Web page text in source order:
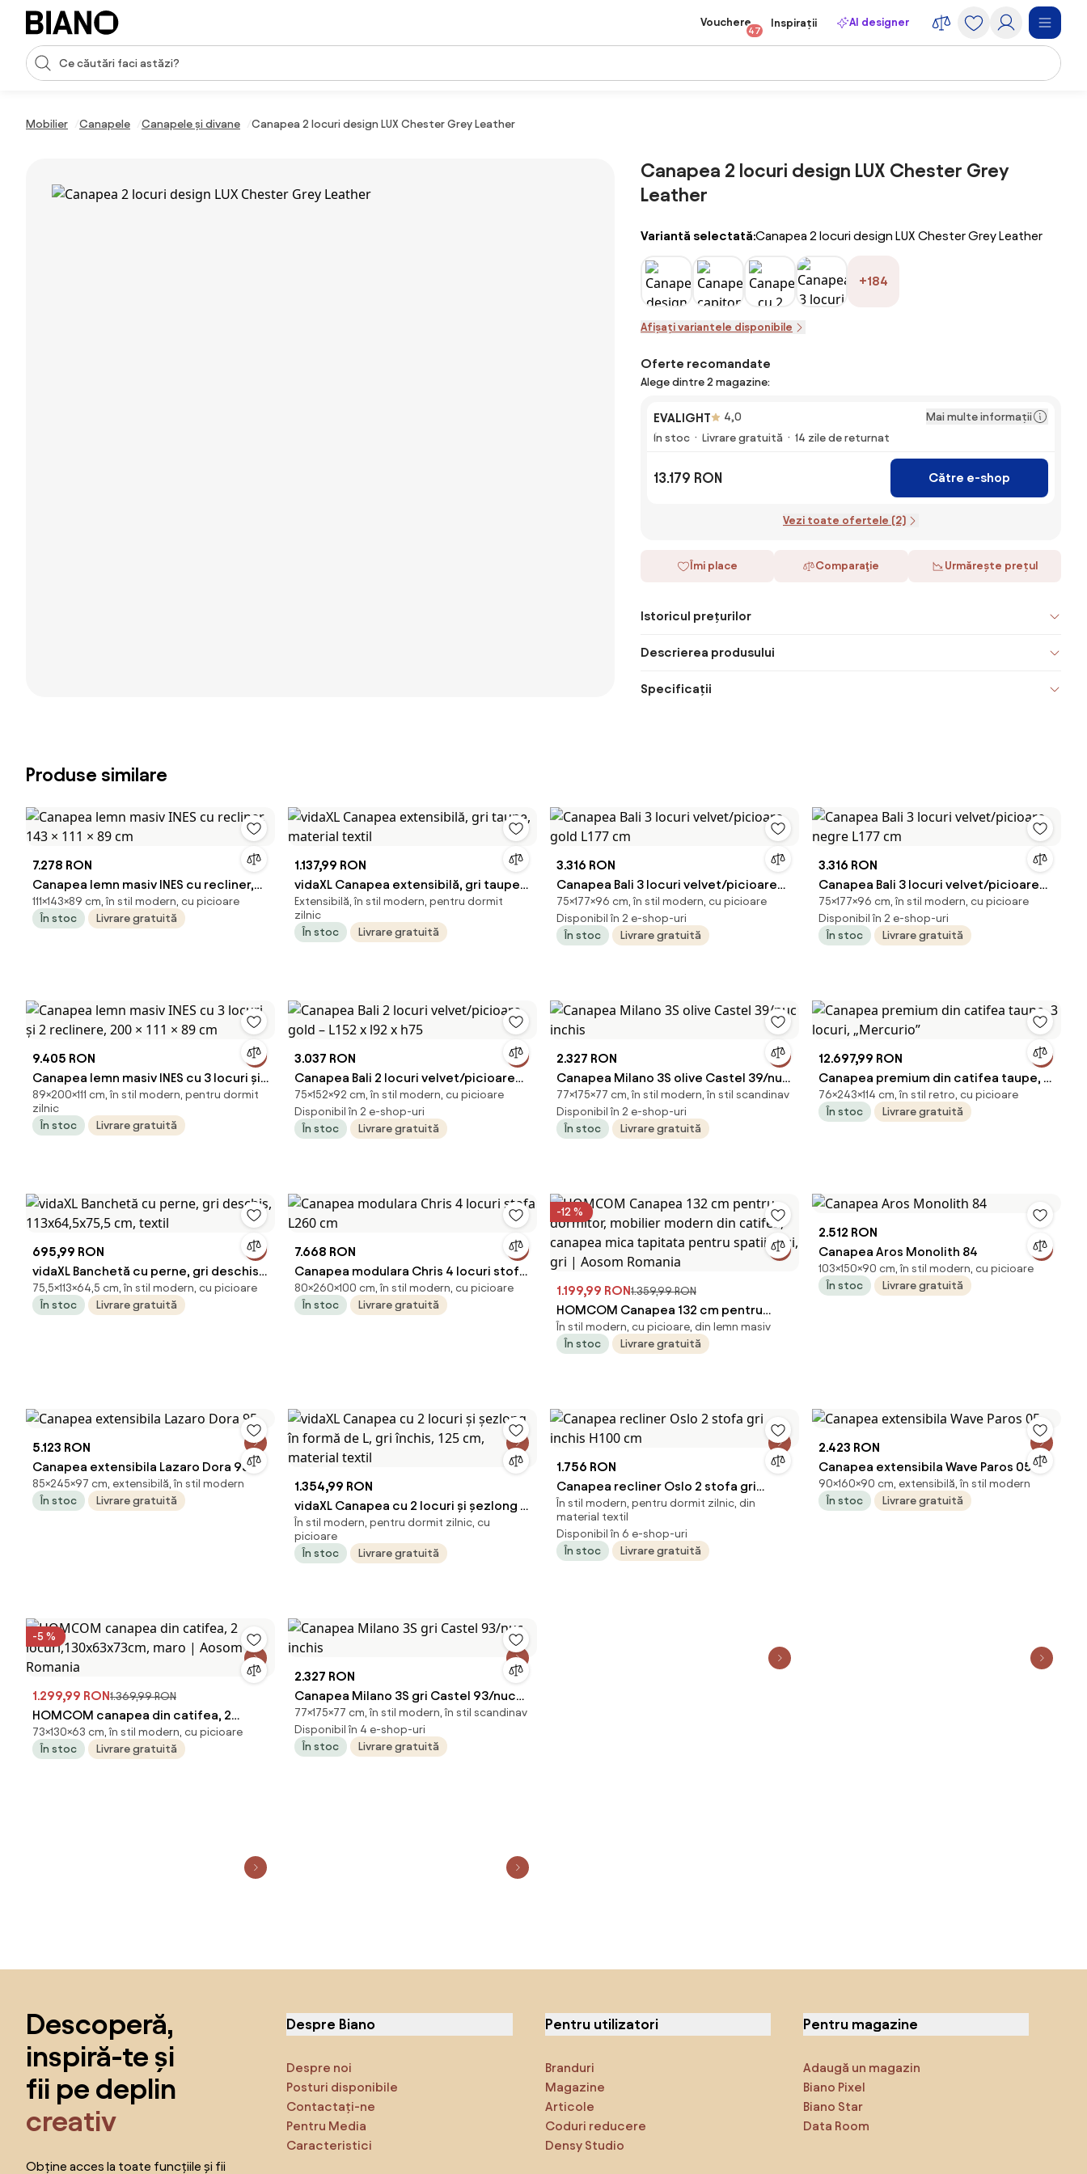
Sari peste navigare, accesează conținutul
Introducerea căutării
Vouchere
47
Inspirații AI designer
Mobilier Canapele Canapele și divane Canapea 2 locuri design LUX Chester Grey Leather
Canapea 2 locuri design LUX Chester Grey
Leather
Variantă selectată:Canapea 2 locuri design LUX Chester Grey Leather
+184
Afișați variantele disponibile
Oferte recomandate
Alege dintre 2 magazine:
EVALIGHT 4,0
Mai multe informații
În stoc
Livrare gratuită 14 zile de returnat
13.179 RON Către e-shop
Vezi toate ofertele (2)
Îmi place Comparaţie Urmărește prețul
Istoricul prețurilor
Descrierea produsului
Specificații
Produse similare
7.278 RON
Canapea lemn masiv INES cu recliner,
143 × 111 × 89 cm
111×143×89 cm, în stil modern, cu picioare
În stoc
Livrare gratuită
1.137,99 RON
vidaXL Canapea extensibilă, gri taupe,
material textil
Extensibilă, în stil modern, pentru dormit
zilnic
În stoc
Livrare gratuită
3.316 RON
Canapea Bali 3 locuri velvet/picioare
gold L177 cm
75×177×96 cm, în stil modern, cu picioare
Disponibil în 2 e-shop-uri
În stoc
Livrare gratuită
3.316 RON
Canapea Bali 3 locuri velvet/picioare
negre L177 cm
75×177×96 cm, în stil modern, cu picioare
Disponibil în 2 e-shop-uri
În stoc
Livrare gratuită
9.405 RON
Canapea lemn masiv INES cu 3 locuri și
2 reclinere, 200 × 111 × 89 cm
89×200×111 cm, în stil modern, pentru dormit
zilnic
În stoc
Livrare gratuită
3.037 RON
Canapea Bali 2 locuri velvet/picioare
gold – L152 x l92 x h75
75×152×92 cm, în stil modern, cu picioare
Disponibil în 2 e-shop-uri
În stoc
Livrare gratuită
2.327 RON
Canapea Milano 3S olive Castel 39/nuc
inchis
77×175×77 cm, în stil modern, în stil scandinav
Disponibil în 2 e-shop-uri
În stoc
Livrare gratuită
12.697,99 RON
Canapea premium din catifea taupe, 3
locuri, „Mercurio”
76×243×114 cm, în stil retro, cu picioare
În stoc
Livrare gratuită
695,99 RON
vidaXL Banchetă cu perne, gri deschis,
113x64,5x75,5 cm, textil
75,5×113×64,5 cm, în stil modern, cu picioare
În stoc
Livrare gratuită
7.668 RON
Canapea modulara Chris 4 locuri stofa
L260 cm
80×260×100 cm, în stil modern, cu picioare
În stoc
Livrare gratuită
-12 %
1.199,99 RON1.359,99 RON
HOMCOM Canapea 132 cm pentru
dormitor, mobilier modern din catifea,
canapea mica tapitata pentru spatii
În stil modern, cu picioare, din lemn masiv
În stoc
Livrare gratuită
2.512 RON
Canapea Aros Monolith 84
103×150×90 cm, în stil modern, cu picioare
În stoc
Livrare gratuită
5.123 RON
Canapea extensibila Lazaro Dora 95
85×245×97 cm, extensibilă, în stil modern
În stoc
Livrare gratuită
1.354,99 RON
vidaXL Canapea cu 2 locuri și șezlong în
formă de L, gri închis, 125 cm, material
textil
În stil modern, pentru dormit zilnic, cu
picioare
În stoc
Livrare gratuită
1.756 RON
Canapea recliner Oslo 2 stofa gri
inchis H100 cm
În stil modern, pentru dormit zilnic, din
material textil
Disponibil în 6 e-shop-uri
În stoc
Livrare gratuită
2.423 RON
Canapea extensibila Wave Paros 05
90×160×90 cm, extensibilă, în stil modern
În stoc
Livrare gratuită
-5 %
1.299,99 RON1.369,99 RON
HOMCOM canapea din catifea, 2
locuri,130x63x73cm, maro | Aosom
Romania
73×130×63 cm, în stil modern, cu picioare
În stoc
Livrare gratuită
2.327 RON
Canapea Milano 3S gri Castel 93/nuc
inchis
77×175×77 cm, în stil modern, în stil scandinav
Disponibil în 4 e-shop-uri
În stoc
Livrare gratuită
Descoperă,
inspiră-te și
fii pe deplin
creativ
Obține acces la toate funcțiile și fii
Despre Biano
Despre noi
Posturi disponibile
Contactați-ne
Pentru Media
Caracteristici
Pentru utilizatori
Branduri
Magazine
Articole
Coduri reducere
Densy Studio
Pentru magazine
Adaugă un magazin
Biano Pixel
Biano Star
Data Room